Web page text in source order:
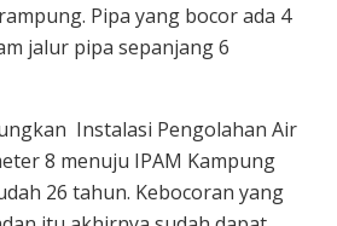
Pipa yang bocor ada 4
jalur pipa sepanjang 6
Instalasi Pengolahan Air
8 menuju IPAM Kampung
26 tahun. Kebocoran yang